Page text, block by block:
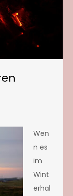
Wen
n es
im
Wint
erhal